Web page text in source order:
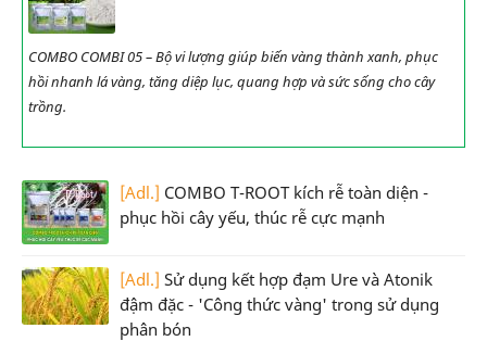
COMBO COMBI 05 – Bộ vi lượng giúp biến vàng thành xanh, phục
hồi nhanh lá vàng, tăng diệp lục, quang hợp và sức sống cho cây
trồng.
[Adl.] COMBO T-ROOT kích rễ toàn diện -
phục hồi cây yếu, thúc rễ cực mạnh
[Adl.] Sử dụng kết hợp đạm Ure và Atonik
đậm đặc - 'Công thức vàng' trong sử dụng
phân bón